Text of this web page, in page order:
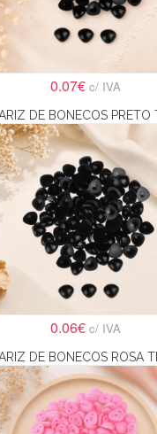
0.07€ c/ IVA
0.06€ c/ IVA